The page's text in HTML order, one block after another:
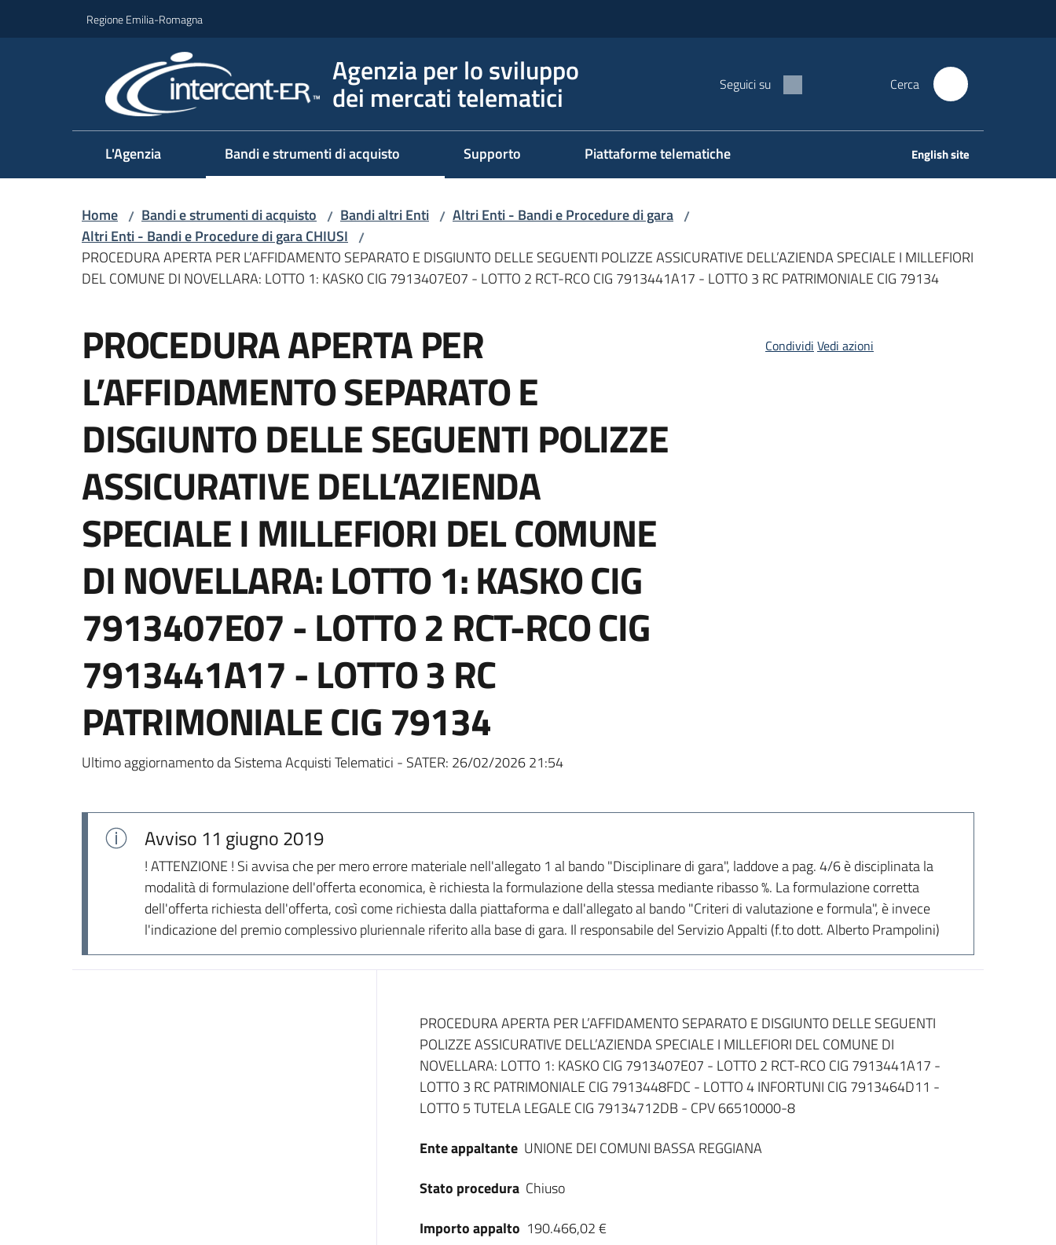
Regione Emilia-Romagna
Agenzia per lo sviluppo
dei mercati telematici Seguici su Cerca
L'Agenzia Bandi e strumenti di acquisto Supporto Piattaforme telematiche English site
Home / Bandi e strumenti di acquisto / Bandi altri Enti / Altri Enti - Bandi e Procedure di gara /
Altri Enti - Bandi e Procedure di gara CHIUSI /
PROCEDURA APERTA PER L’AFFIDAMENTO SEPARATO E DISGIUNTO DELLE SEGUENTI POLIZZE ASSICURATIVE DELL’AZIENDA SPECIALE I MILLEFIORI
DEL COMUNE DI NOVELLARA: LOTTO 1: KASKO CIG 7913407E07 - LOTTO 2 RCT-RCO CIG 7913441A17 - LOTTO 3 RC PATRIMONIALE CIG 79134
PROCEDURA APERTA PER
L’AFFIDAMENTO SEPARATO E
DISGIUNTO DELLE SEGUENTI POLIZZE
ASSICURATIVE DELL’AZIENDA
SPECIALE I MILLEFIORI DEL COMUNE
DI NOVELLARA: LOTTO 1: KASKO CIG
7913407E07 - LOTTO 2 RCT-RCO CIG
7913441A17 - LOTTO 3 RC
PATRIMONIALE CIG 79134
Ultimo aggiornamento da Sistema Acquisti Telematici - SATER: 26/02/2026 21:54
Condividi Vedi azioni
Avviso 11 giugno 2019
! ATTENZIONE ! Si avvisa che per mero errore materiale nell'allegato 1 al bando "Disciplinare di gara", laddove a pag. 4/6 è disciplinata la
modalità di formulazione dell'offerta economica, è richiesta la formulazione della stessa mediante ribasso %. La formulazione corretta
dell'offerta richiesta dell'offerta, così come richiesta dalla piattaforma e dall'allegato al bando "Criteri di valutazione e formula", è invece
l'indicazione del premio complessivo pluriennale riferito alla base di gara. Il responsabile del Servizio Appalti (f.to dott. Alberto Prampolini)
Dati del bando
PROCEDURA APERTA PER L’AFFIDAMENTO SEPARATO E DISGIUNTO DELLE SEGUENTI
POLIZZE ASSICURATIVE DELL’AZIENDA SPECIALE I MILLEFIORI DEL COMUNE DI
NOVELLARA: LOTTO 1: KASKO CIG 7913407E07 - LOTTO 2 RCT-RCO CIG 7913441A17 -
LOTTO 3 RC PATRIMONIALE CIG 7913448FDC - LOTTO 4 INFORTUNI CIG 7913464D11 -
LOTTO 5 TUTELA LEGALE CIG 79134712DB - CPV 66510000-8
Ente appaltante UNIONE DEI COMUNI BASSA REGGIANA
Stato procedura Chiuso
Importo appalto 190.466,02 €